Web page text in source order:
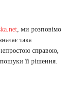
, ми розповімо
така
справою,
її рішення.